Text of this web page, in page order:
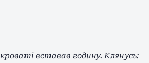
вставав годину. Клянусь: